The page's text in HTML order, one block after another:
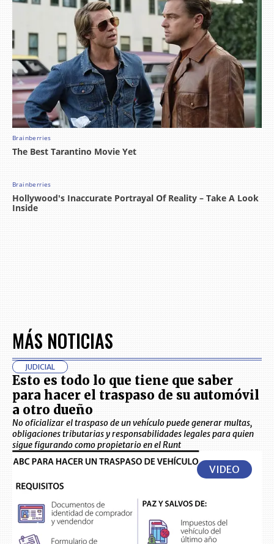
MÁS NOTICIAS
JUDICIAL
Esto es todo lo que tiene que saber
para hacer el traspaso de su automóvil
a otro dueño
No oficializar el traspaso de un vehículo puede generar multas,
obligaciones tributarias y responsabilidades legales para quien
sigue figurando como propietario en el Runt
VIDEO